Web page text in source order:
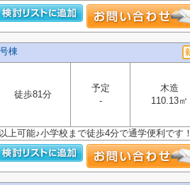
棟
徒歩81分
予定
-
木造
110.13㎡
可能♪小学校まで徒歩4分で通学便利です！